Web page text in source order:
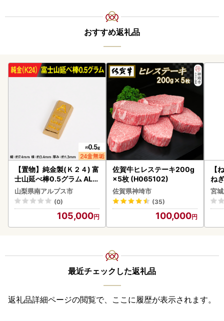
おすすめ返礼品
【置物】純金製(Ｋ２４) 富
士山延べ棒0.5グラム ALP
BK181
山梨県南アルプス市
(0)
105,000
佐賀牛ヒレステーキ200g
×5枚 (H065102)
佐賀県神埼市
(35)
100,000
【
ね
宮
最近チェックした返礼品
返礼品詳細ページの閲覧で、ここに履歴が表示されます。